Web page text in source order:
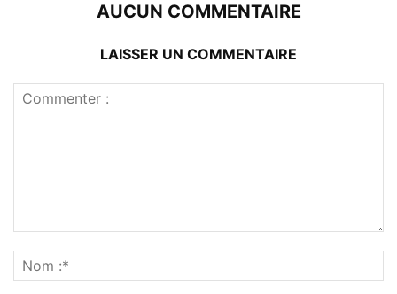
AUCUN COMMENTAIRE
LAISSER UN COMMENTAIRE